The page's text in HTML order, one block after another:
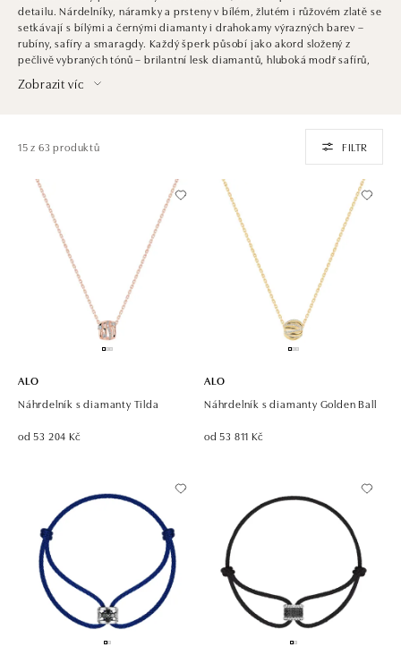
detailu. Nárdelníky, náramky a prsteny v bílém, žlutém i růžovém zlatě se
setkávají s bílými a černými diamanty i drahokamy výrazných barev –
rubíny, safíry a smaragdy. Každý šperk působí jako akord složený z
pečlivě vybraných tónů – brilantní lesk diamantů, hluboká modř safírů,
se snadno přizpůsobí jak slavnostní, tak každodenní náladě. Melody je
Zobrazit víc
15 z 63 produktů FILTR
ALO
Náhrdelník s diamanty Tilda
od 53 204 Kč
ALO
Náhrdelník s diamanty Golden Ball
od 53 811 Kč